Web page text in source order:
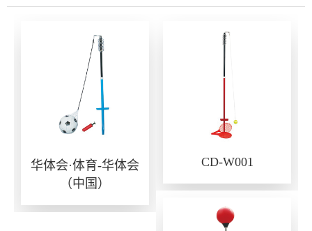
华体会·体育-华体会
（中国）
CD-W001